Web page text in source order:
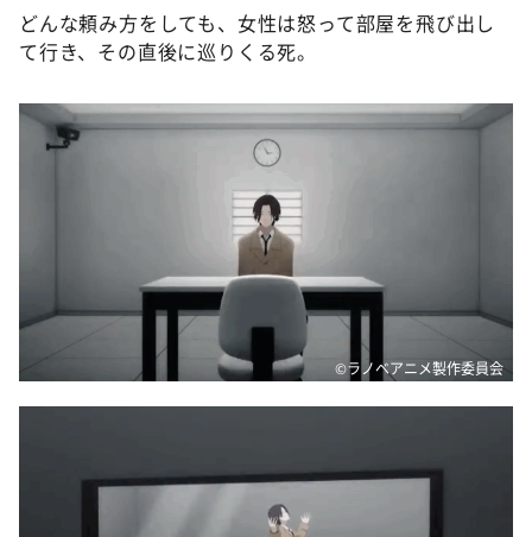
どんな頼み方をしても、女性は怒って部屋を飛び出し
て行き、その直後に巡りくる死。
©ラノベアニメ製作委員会